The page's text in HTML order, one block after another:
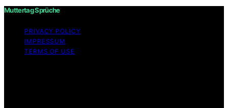
Muttertag Sprüche
PRIVACY POLICY
IMPRESSUM
TERMS OF USE